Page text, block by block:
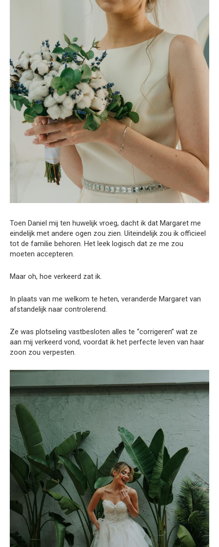
Toen Daniel mij ten huwelijk vroeg, dacht ik dat Margaret me
eindelijk met andere ogen zou zien. Uiteindelijk zou ik officieel
tot de familie behoren. Het leek logisch dat ze me zou
moeten accepteren.
Maar oh, hoe verkeerd zat ik.
In plaats van me welkom te heten, veranderde Margaret van
afstandelijk naar controlerend.
Ze was plotseling vastbesloten alles te “corrigeren” wat ze
aan mij verkeerd vond, voordat ik het perfecte leven van haar
zoon zou verpesten.